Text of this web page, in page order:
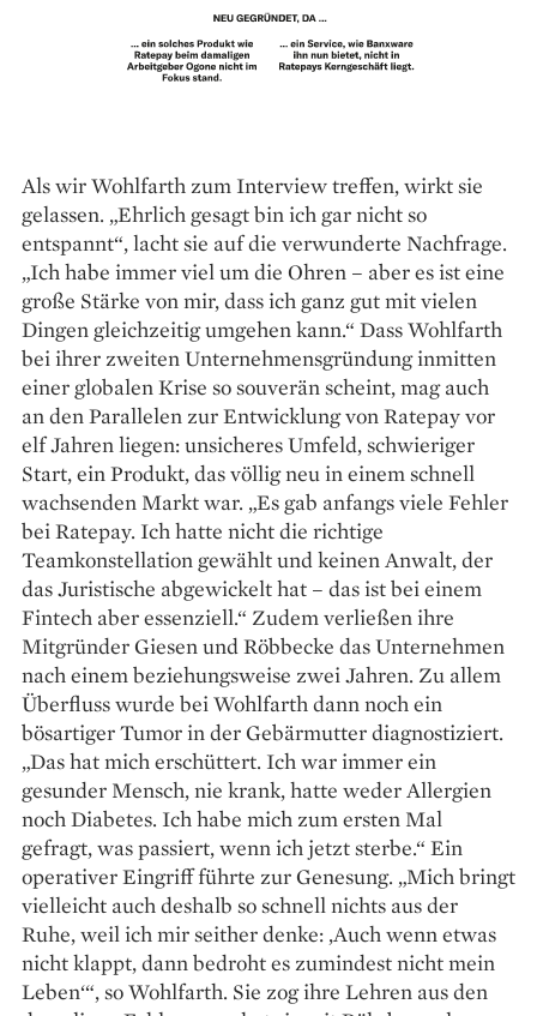
Als wir Wohlfarth zum Interview treffen, wirkt sie
gelassen. „Ehrlich gesagt bin ich gar nicht so
entspannt“, lacht sie auf die verwunderte Nachfrage.
„Ich habe immer viel um die Ohren – aber es ist eine
große Stärke von mir, dass ich ganz gut mit vielen
Dingen gleichzeitig umgehen kann.“ Dass Wohlfarth
bei ihrer zweiten Unternehmensgründung inmitten
einer globalen Krise so souverän scheint, mag auch
an den Parallelen zur Entwicklung von Ratepay vor
elf Jahren liegen: unsicheres Umfeld, schwieriger
Start, ein Produkt, das völlig neu in einem schnell
wachsenden Markt war. „Es gab anfangs viele Fehler
bei Ratepay. Ich hatte nicht die richtige
Teamkonstellation gewählt und keinen Anwalt, der
das Juristische abgewickelt hat – das ist bei einem
Fintech aber essenziell.“ Zudem verließen ihre
Mitgründer Giesen und Röbbecke das Unternehmen
nach einem beziehungsweise zwei Jahren. Zu allem
Überfluss wurde bei Wohlfarth dann noch ein
bösartiger Tumor in der Gebärmutter diagnostiziert.
„Das hat mich erschüttert. Ich war immer ein
gesunder Mensch, nie krank, hatte weder Allergien
noch Diabetes. Ich habe mich zum ersten Mal
gefragt, was passiert, wenn ich jetzt sterbe.“ Ein
operativer Eingriff führte zur Genesung. „Mich bringt
vielleicht auch deshalb so schnell nichts aus der
Ruhe, weil ich mir seither denke: ‚Auch wenn etwas
nicht klappt, dann bedroht es zumindest nicht mein
Leben‘“, so Wohlfarth. Sie zog ihre Lehren aus den